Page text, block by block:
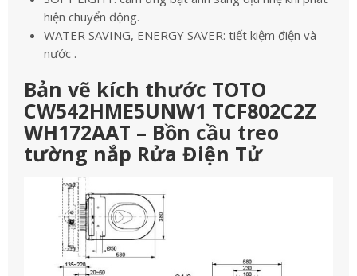
hiện chuyển động.
WATER SAVING, ENERGY SAVER: tiết kiệm điện và
nước .
Bản vẽ kích thước TOTO
CW542HME5UNW1 TCF802C2Z
WH172AAT – Bồn cầu treo
tường nắp Rửa Điện Tử